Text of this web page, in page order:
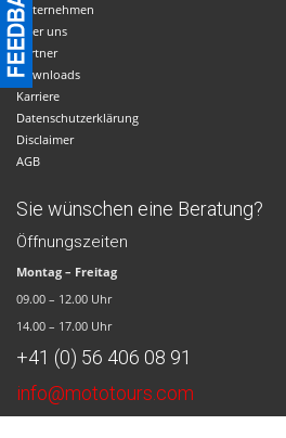
Unternehmen
Über uns
Partner
Downloads
Karriere
Datenschutzerklärung
Disclaimer
AGB
Sie wünschen eine Beratung?
Öffnungszeiten
Montag – Freitag
09.00 – 12.00 Uhr
14.00 – 17.00 Uhr
+41 (0) 56 406 08 91
info@mototours.com